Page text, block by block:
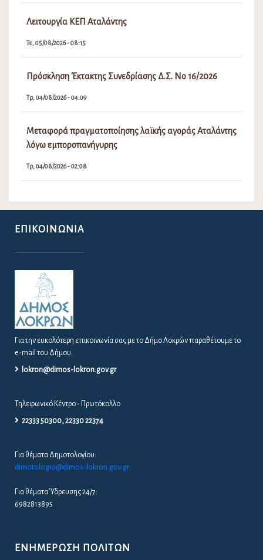
Λειτουργία ΚΕΠ Αταλάντης
Τε, 05/08/2026 - 08:15
Πρόσκληση Έκτακτης Συνεδρίασης Δ.Σ. Νο 16/2026
Τρ, 04/08/2026 - 04:09
Μεταφορά πραγματοποίησης λαϊκής αγοράς Αταλάντης
λόγω εμποροπανήγυρης
Τρ, 04/08/2026 - 02:08
ΕΠΙΚΟΙΝΩΝΊΑ
Για την ευκολότερη επικοινωνία σας με το Δήμο Λοκρών παραθέτουμε το
e-mail του Δήμου.
lokron@dimos-lokron.gov.gr
Τηλεφωνικό Κέντρο - Πρωτόκολλο
22333 50300, 22330 22374
Για θέματα Δημοτολογίου:
dimotologio@dimos-lokron.gov.gr
Για θέματα Ύδρευσης 24/7:
6982813895
ΕΝΗΜΈΡΩΣΗ ΠΟΛΙΤΏΝ